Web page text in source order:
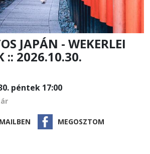
JAPÁN - WEKERLEI
:: 2026.10.30.
péntek 17:00
MEGOSZTOM